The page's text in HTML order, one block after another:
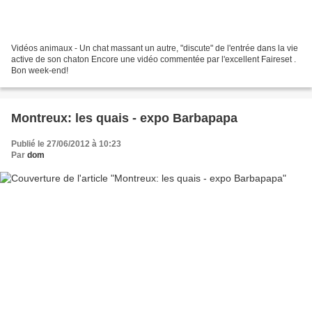
Vidéos animaux - Un chat massant un autre, "discute" de l'entrée dans la vie
active de son chaton Encore une vidéo commentée par l'excellent Faireset .
Bon week-end!
Montreux: les quais - expo Barbapapa
Publié le 27/06/2012 à 10:23
Par dom